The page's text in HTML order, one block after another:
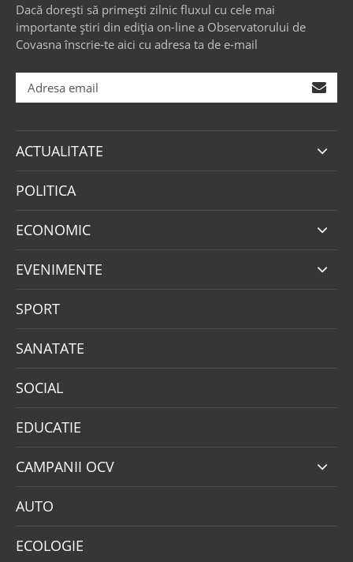
Dacă dorești să primești zilnic fluxul cu cele mai
importante știri din ediția on-line a Observatorului de
Covasna înscrie-te aici cu adresa ta de e-mail
ACTUALITATE
POLITICA
ECONOMIC
EVENIMENTE
SPORT
SANATATE
SOCIAL
EDUCATIE
CAMPANII OCV
AUTO
ECOLOGIE